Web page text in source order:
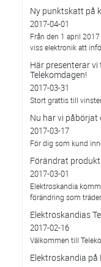
Ny punktskatt på
2017-04-01
Från den 1 april
viss elektronik att
Här presenterar
Telekomdagen!
2017-03-31
Stort grattis till
Nu har vi
2017-03-17
För dig som kund
Förändrat
2017-03-01
Elektroskandia
förändring som
Elektroskandias
2017-02-16
Välkommen till
Elektroskandia på